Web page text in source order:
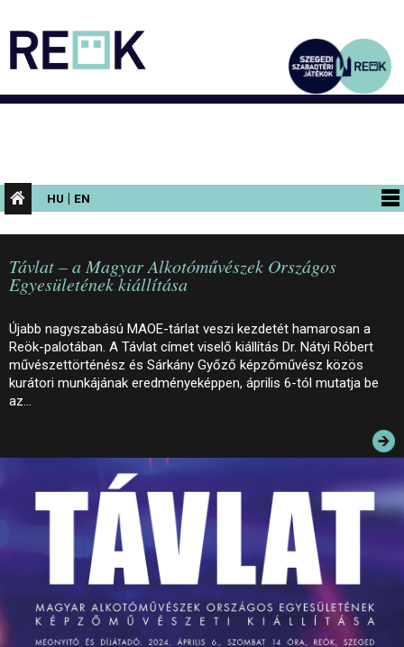
HU | EN
PROGRAMOK
KIÁLLÍTÁSOK
INFORMÁCIÓK
KONFERENCIA
PALOTASÉTÁK ÉS VEZETÉSEK
KÖZÉRDEKŰ ADATOK
Távlat – a Magyar Alkotóművészek Országos
Egyesületének kiállítása
Újabb nagyszabású MAOE-tárlat veszi kezdetét hamarosan a
Reök-palotában. A Távlat címet viselő kiállítás Dr. Nátyi Róbert
művészettörténész és Sárkány Győző képzőművész közös
kurátori munkájának eredményeképpen, április 6-tól mutatja be
az…